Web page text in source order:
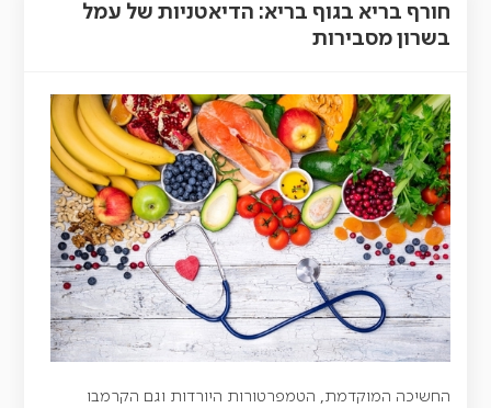
חורף בריא בגוף בריא: הדיאטניות של עמל
בשרון מסבירות
החשיכה המוקדמת, הטמפרטורות היורדות וגם הקרמבו